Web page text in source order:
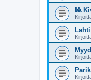
🎱
Lahti